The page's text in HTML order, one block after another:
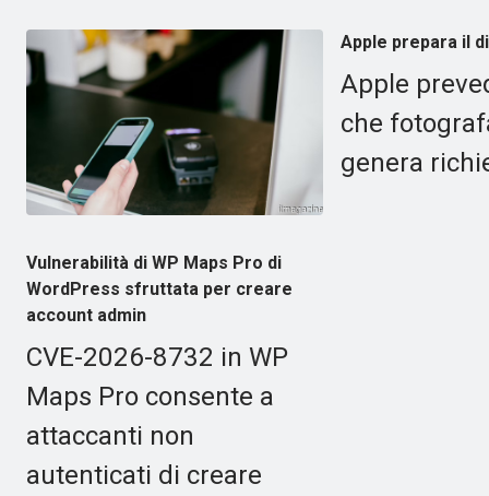
Apple prepara il
Apple
che
genera
Vulnerabilità di WP Maps Pro di
WordPress sfruttata per creare
account admin
CVE-2026-8732 in WP
Maps Pro consente a
attaccanti non
autenticati di creare